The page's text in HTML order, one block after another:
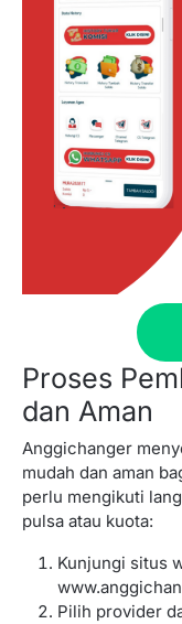
Proses
dan Aman
Anggichanger
mudah dan aman
perlu mengikuti
pulsa atau kuota:
Kunjungi situs
Pilih provider